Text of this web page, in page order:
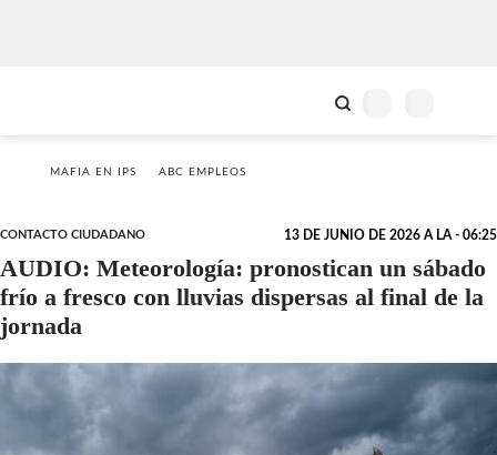
MAFIA EN IPS ABC EMPLEOS
CONTACTO CIUDADANO 13 DE JUNIO DE 2026 A LA - 06:25
AUDIO: Meteorología: pronostican un sábado
frío a fresco con lluvias dispersas al final de la
jornada